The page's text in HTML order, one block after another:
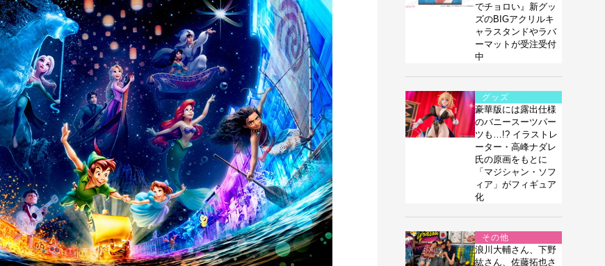
でチョロい』新グッ
ズのBIGアクリルキ
ャラスタンドやラバ
ーマットが受注受付
中
グッズ
豪華版には露出仕様
のバニースーツパー
ツも…!? イラストレ
ーター・高峰ナダレ
氏の原画をもとに
「マジシャン・ソフ
ィア」がフィギュア
化
その他
浪川大輔さん、下野
紘さん、佐藤拓也さ